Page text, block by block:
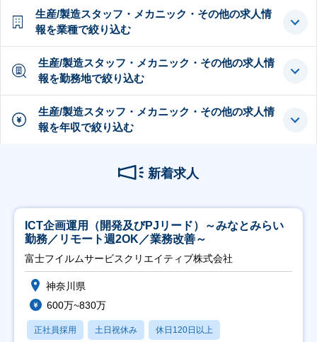
生産/製造スタッフ・メカニック・その他の求人情
報を業種で絞り込む
生産/製造スタッフ・メカニック・その他の求人情
報を勤務地で絞り込む
生産/製造スタッフ・メカニック・その他の求人情
報を年収で絞り込む
新着求人
ICT企画運用（開発及びPJリード）～みなとみらい
勤務／リモート週2OK／業務改善～
富士フイルムサービスクリエイティブ株式会社
神奈川県
600万~830万
正社員採用 土日祝休み 休日120日以上